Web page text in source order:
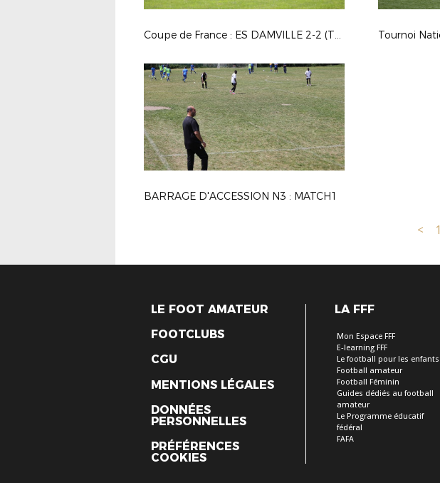
Coupe de France : ES DAMVILLE 2-2 (Tab 3-5) CS BEAUMONT
BARRAGE D'ACCESSION N3 : MATCH1
< 1
LE FOOT AMATEUR
FOOTCLUBS
CGU
MENTIONS LÉGALES
DONNÉES
PERSONNELLES
PRÉFÉRENCES
COOKIES
LA FFF
Mon Espace FFF
E-learning FFF
Le football pour les enfants
Football amateur
Football Féminin
Guides dédiés au football
amateur
Le Programme éducatif
fédéral
FAFA